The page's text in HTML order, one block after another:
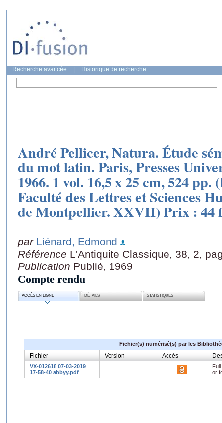
Recherche avancée Historique de recherche
André Pellicer, Natura. Étude
du mot latin. Paris, Presses
1966. 1 vol. 16,5 x 25 cm, 524
Faculté des Lettres et Sciences
de Montpellier. XXVII) Prix : 44
par Liénard, Edmond
Référence L'Antiquite Classique, 38, 2,
Publication Publié, 1969
Compte rendu
ACCÈS EN LIGNE DÉTAILS STATISTIQUES
Fichier(s) numérisé(s) par les
Fichier Version Accès
VX-012618 07-03-2019
17-58-40 abbyy.pdf
or